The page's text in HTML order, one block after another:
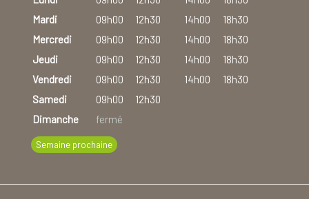
Mardi
09h00 12h30 14h00
18h30
Mercredi
09h00 12h30 14h00
18h30
Jeudi
09h00 12h30 14h00
18h30
Vendredi
09h00 12h30 14h00
18h30
Samedi
09h00
12h30
Dimanche
fermé
Semaine prochaine